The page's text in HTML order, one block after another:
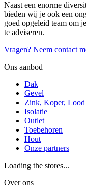
Naast een enorme
bieden wij je ook een
goed opgeleid team om
te adviseren.
Vragen? Neem contact
Ons aanbod
Dak
Gevel
Zink, Koper,
Isolatie
Outlet
Toebehoren
Hout
Onze partners
Loading the stores...
Over ons